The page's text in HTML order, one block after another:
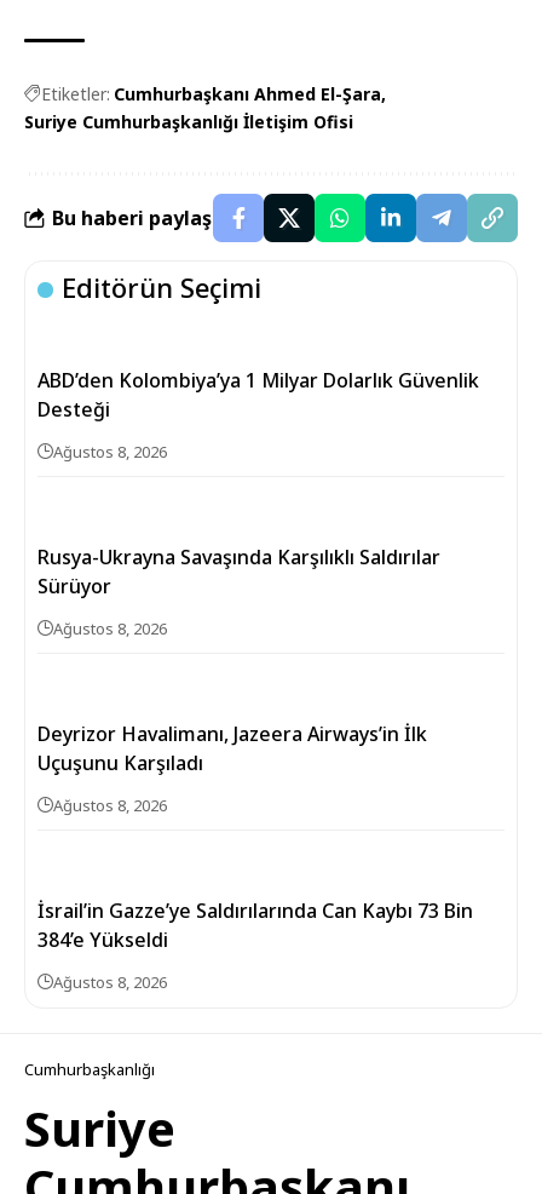
Etiketler: Cumhurbaşkanı Ahmed El-Şara
Suriye Cumhurbaşkanlığı İletişim Ofisi
Bu haberi paylaş
Editörün Seçimi
ABD’den Kolombiya’ya 1 Milyar Dolarlık Güvenlik
Desteği
Ağustos 8, 2026
Rusya-Ukrayna Savaşında Karşılıklı Saldırılar
Sürüyor
Ağustos 8, 2026
Deyrizor Havalimanı, Jazeera Airways’in İlk
Uçuşunu Karşıladı
Ağustos 8, 2026
İsrail’in Gazze’ye Saldırılarında Can Kaybı 73 Bin
384’e Yükseldi
Ağustos 8, 2026
Cumhurbaşkanlığı
Suriye